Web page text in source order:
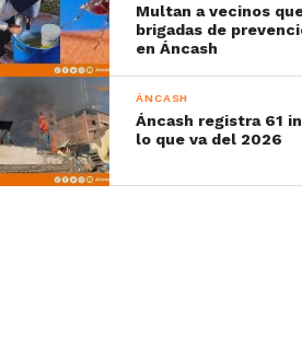
Multan a vecinos
brigadas de
en Áncash
ÁNCASH
Áncash registra 61
lo que va del 2026